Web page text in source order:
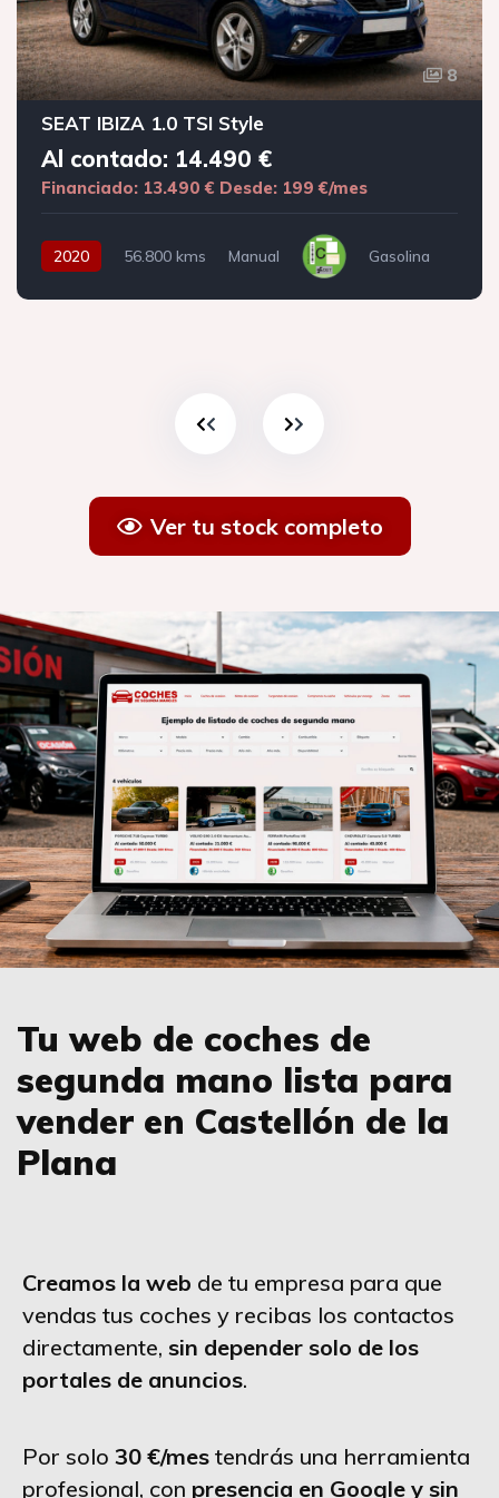
8
SEAT IBIZA 1.0 TSI Style
Al contado: 14.490 €
Financiado: 13.490 € Desde: 199 €/mes
2020 56.800 kms Manual Gasolina
Ver tu stock completo
Tu web de coches de
segunda mano lista para
vender en Castellón de la
Plana
Creamos la web de tu empresa para que
vendas tus coches y recibas los contactos
directamente, sin depender solo de los
portales de anuncios.
Por solo 30 €/mes tendrás una herramienta
profesional, con presencia en Google y sin